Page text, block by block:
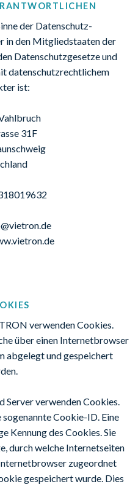
der Datenschutz-
in den Mitgliedstaaten der
Datenschutzgesetze und
datenschutzrechtlichem
ist:
31F
verwenden Cookies.
über einen Internetbrowser
abgelegt und gespeichert
Server verwenden Cookies.
Cookie-ID. Eine
Kennung des Cookies. Sie
durch welche Internetseiten
zugeordnet
gespeichert wurde. Dies